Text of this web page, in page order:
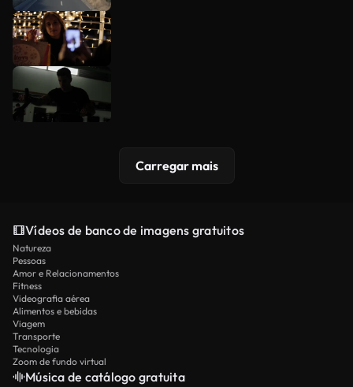
Carregar mais
Vídeos de banco de imagens gratuitos
Natureza
Pessoas
Amor e Relacionamentos
Fitness
Videografia aérea
Alimentos e bebidas
Viagem
Transporte
Tecnologia
Zoom de fundo virtual
Música de catálogo gratuita